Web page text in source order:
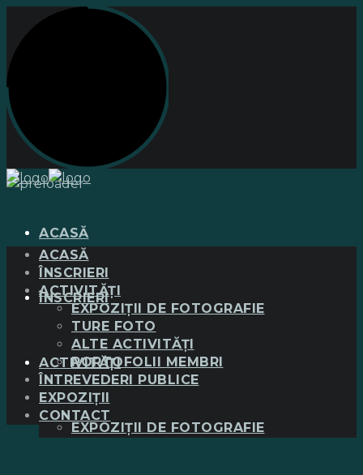
ACASĂ
ÎNSCRIERI
ACTIVITĂȚI
EXPOZIȚII DE FOTOGRAFIE
ACASĂ
ÎNSCRIERI
ACTIVITĂȚI
EXPOZIȚII DE FOTOGRAFIE
TURE FOTO
ALTE ACTIVITĂȚI
PORTOFOLII MEMBRI
ÎNTREVEDERI PUBLICE
EXPOZIȚII
CONTACT